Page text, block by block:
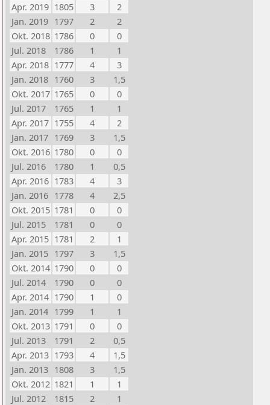
Apr. 2019 1805 3
2
Jan. 2019 1797 2
2
Okt. 2018 1786 0
0
Jul. 2018
1786 1
1
Apr. 2018 1777 4
3
Jan. 2018 1760 3
1,5
Okt. 2017 1765 0
0
Jul. 2017
1765 1
1
Apr. 2017 1755 4
2
Jan. 2017 1769 3
1,5
Okt. 2016 1780 0
0
Jul. 2016
1780 1
0,5
Apr. 2016 1783 4
3
Jan. 2016 1778 4
2,5
Okt. 2015 1781 0
0
Jul. 2015
1781 0
0
Apr. 2015 1781 2
1
Jan. 2015 1797 3
1,5
Okt. 2014 1790 0
0
Jul. 2014
1790 0
0
Apr. 2014 1790 1
0
Jan. 2014 1799 1
1
Okt. 2013 1791 0
0
Jul. 2013
1791 2
0,5
Apr. 2013 1793 4
1,5
Jan. 2013 1808 3
1,5
Okt. 2012 1821 1
1
Jul. 2012
1815 2
1